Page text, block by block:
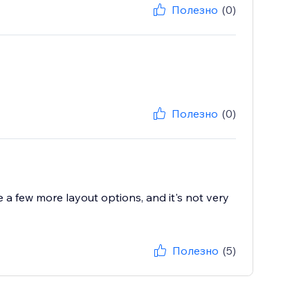
Полезно (0)
Полезно (0)
a few more layout options, and it's not very
Полезно (5)